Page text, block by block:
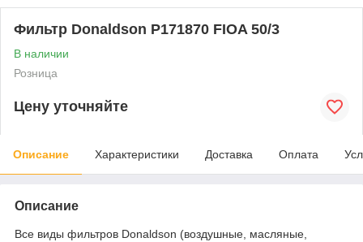
Фильтр Donaldson P171870 FIOA 50/3
В наличии
Розница
Цену уточняйте
Описание Характеристики Доставка Оплата
Описание
Все виды фильтров Donaldson (воздушные, масляные,